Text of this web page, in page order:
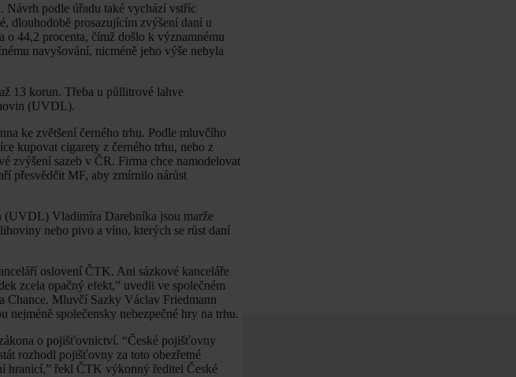
Návrh podle úřadu také vychází vstříc
dlouhodobě prosazujícím zvýšení daní u
o 44,2 procenta, čímž došlo k významnému
navyšování, nicméně jeho výše nebyla
13 korun. Třeba u půllitrové lahve
(UVDL).
ke zvětšení černého trhu. Podle mluvčího
kupovat cigarety z černého trhu, nebo z
zvýšení sazeb v ČR. Firma chce namodelovat
přesvědčit MF, aby zmírnilo nárůst
(UVDL) Vladimíra Darebníka jsou marže
nebo pivo a víno, kterých se růst daní
oslovení ČTK. Ani sázkové kanceláře
zcela opačný efekt,” uvedli ve společném
Chance. Mluvčí Sazky Václav Friedmann
společensky nebezpečné hry na trhu.
o pojišťovnictví. “České pojišťovny
rozhodl pojišťovny za toto obezřetné
hranicí,” řekl ČTK výkonný ředitel České